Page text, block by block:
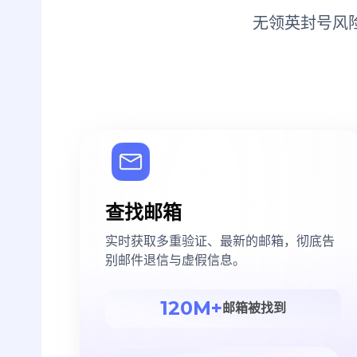
无领英封号风
查找邮箱
实时获取多重验证、最新的邮箱，彻底告
别邮件退信与虚假信息。
120M+邮箱被找到